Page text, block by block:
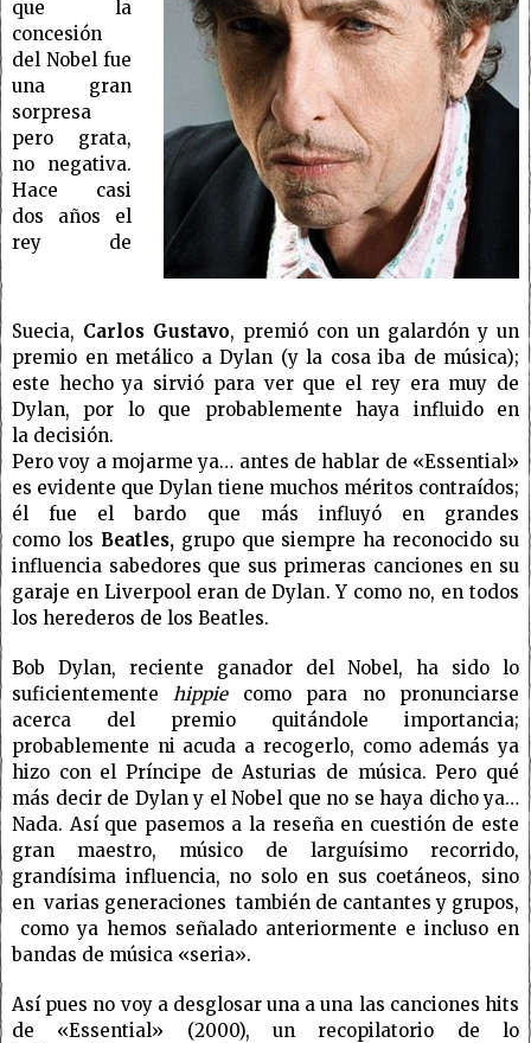
que la
concesión
del Nobel fue
una gran
sorpresa
pero grata,
no negativa.
Hace casi
dos años el
rey de
Suecia, Carlos Gustavo, premió con un galardón y un
premio en metálico a Dylan (y la cosa iba de música);
este hecho ya sirvió para ver que el rey era muy de
Dylan, por lo que probablemente haya influido en
la decisión.
Pero voy a mojarme ya… antes de hablar de «Essential»
es evidente que Dylan tiene muchos méritos contraídos;
él fue el bardo que más influyó en grandes
como los Beatles, grupo que siempre ha reconocido su
influencia sabedores que sus primeras canciones en su
garaje en Liverpool eran de Dylan. Y como no, en todos
los herederos de los Beatles.
Bob Dylan, reciente ganador del Nobel,
ha sido lo
suficientemente hippiecomo para no pronunciarse
acerca del premio quitándole importancia;
probablemente ni acuda a recogerlo, como además ya
hizo con el Príncipe de Asturias de música. Pero qué
más decir de Dylan y el Nobel que no se haya dicho ya…
Nada. Así que pasemos a la reseña en cuestión de este
gran maestro, músico de larguísimo recorrido,
grandísima influencia, no solo en sus coetáneos, sino
en varias generaciones también de cantantes y grupos,
como ya hemos señalado anteriormente e incluso en
bandas de música «seria».
Así pues no voy a desglosar una a una las canciones hits
de «Essential» (2000), un recopilatorio de lo